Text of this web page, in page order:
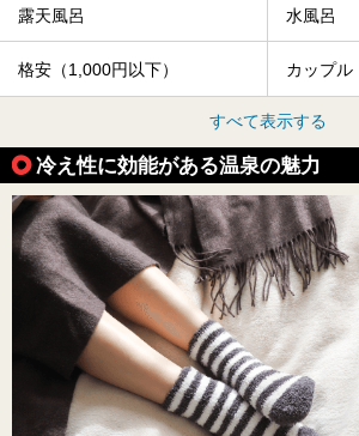
露天風呂 水風呂
格安（1,000円以下） カップル
すべて表示する
冷え性に効能がある温泉の魅力